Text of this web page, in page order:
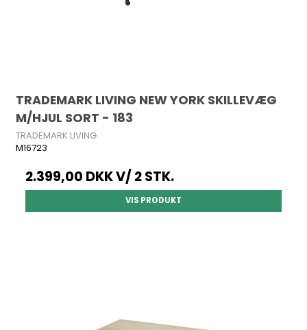
TRADEMARK LIVING NEW YORK SKILLEVÆG
M/HJUL SORT - 183
TRADEMARK LIVING
M16723
2.399,00 DKKV/ 2 STK.
VIS PRODUKT